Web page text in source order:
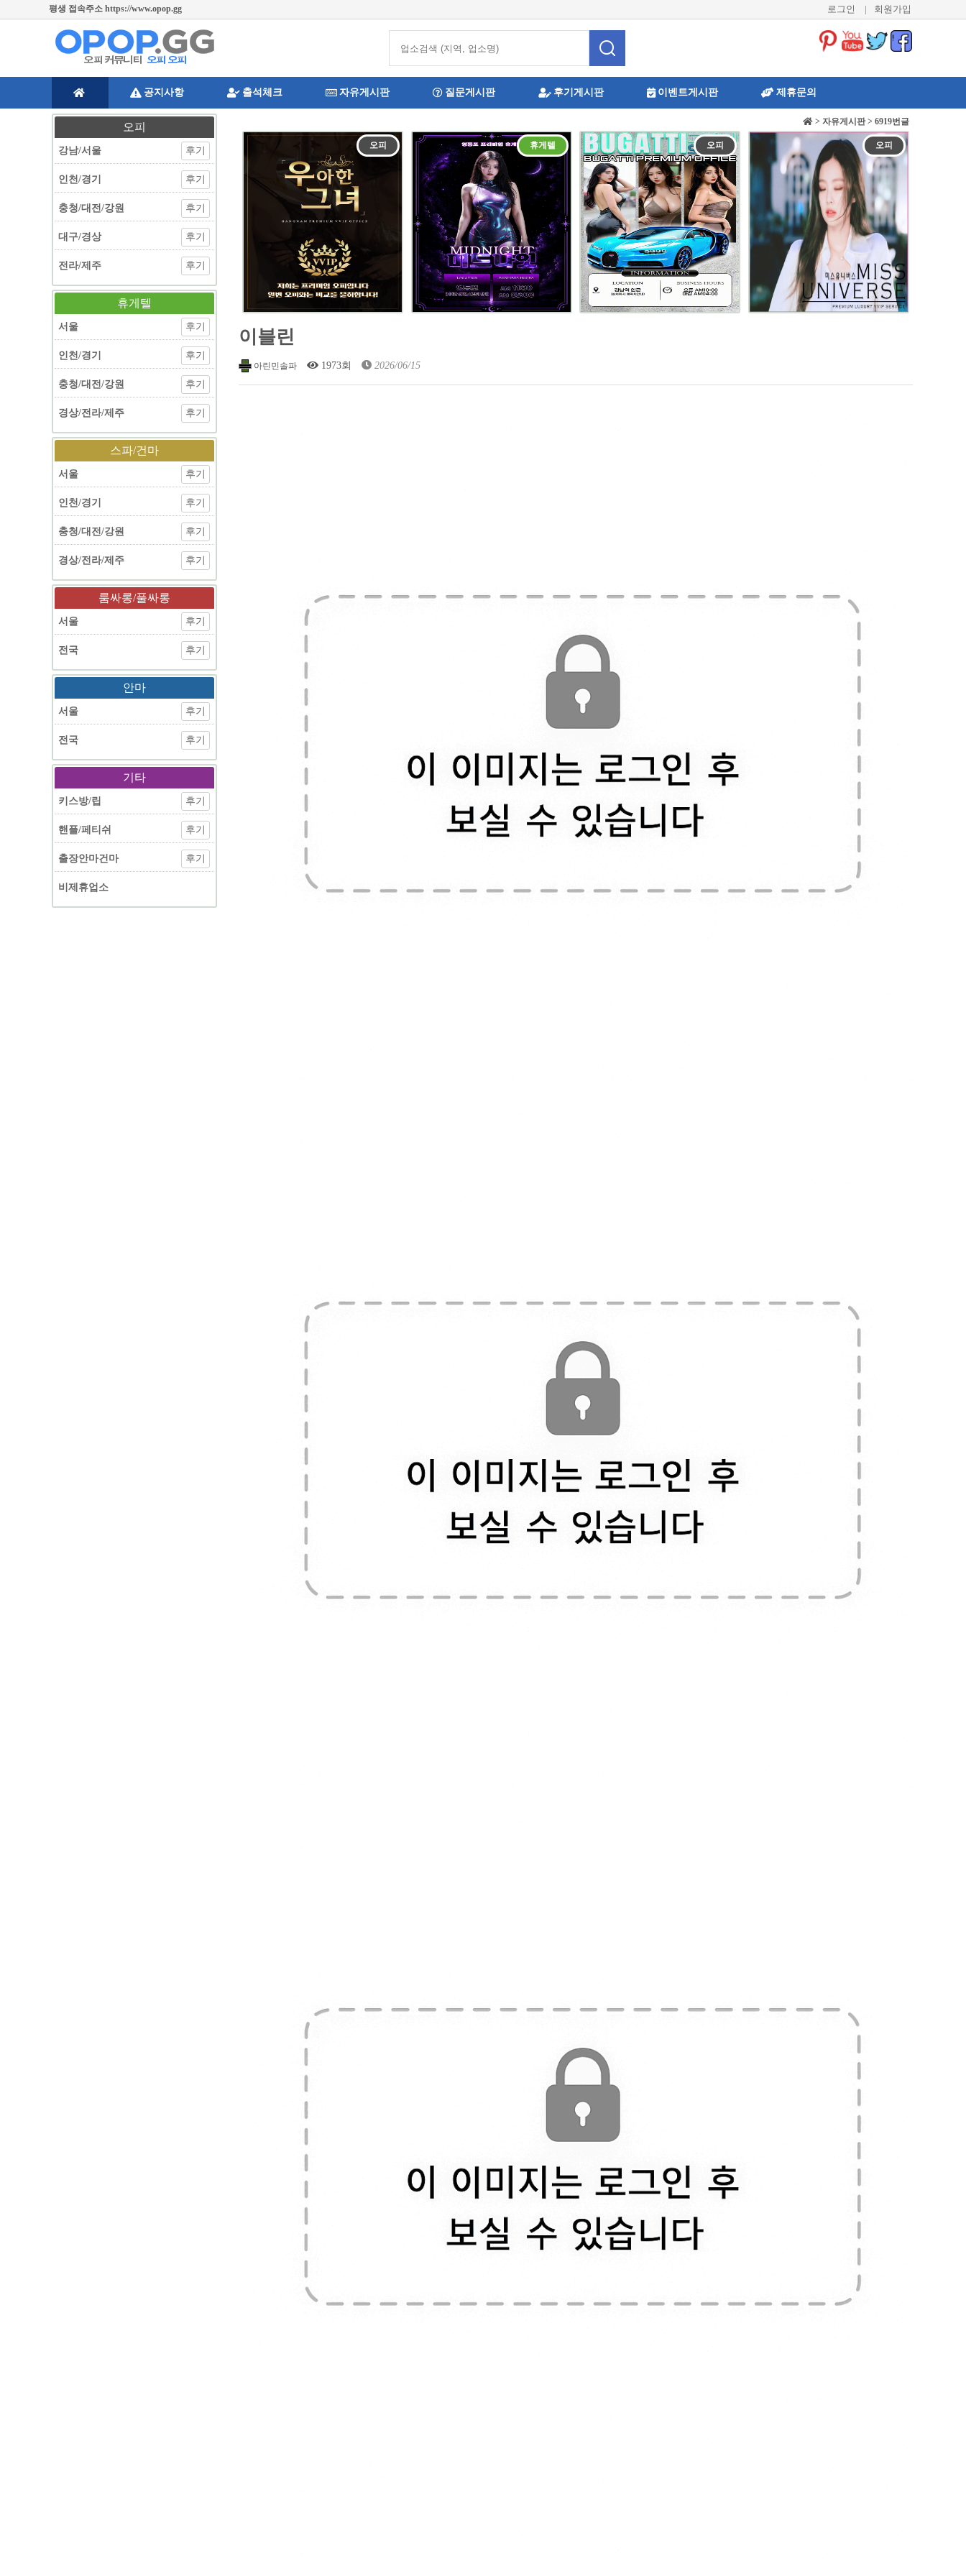
주소변경 및 긴급공지 https://twitter.com/opopgg [오피오피 공식트위터] 로그인 | 회원가입
공지사항 출석체크 자유게시판 질문게시판 후기게시판 이벤트게시판 제휴문의
오피
강남/서울 후기
인천/경기 후기
충청/대전/강원 후기
대구/경상 후기
전라/제주 후기
휴게텔
서울 후기
인천/경기 후기
충청/대전/강원 후기
경상/전라/제주 후기
스파/건마
서울 후기
인천/경기 후기
충청/대전/강원 후기
경상/전라/제주 후기
룸싸롱/풀싸롱
서울 후기
전국 후기
안마
서울 후기
전국 후기
기타
키스방/립 후기
핸플/페티쉬 후기
출장안마건마 후기
비제휴업소
> 자유게시판 > 6919번글
오피 휴게텔 오피 오피
이블린
아린민솔파 1973회 2026/06/15